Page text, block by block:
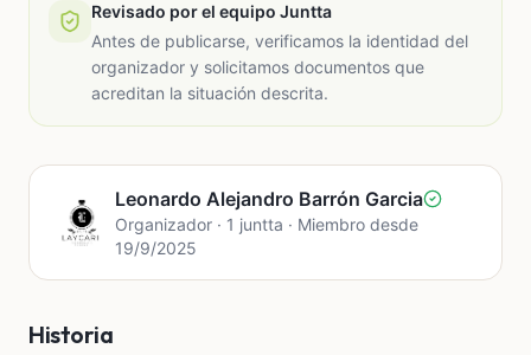
Revisado por el equipo Juntta
Antes de publicarse, verificamos la identidad del
organizador y solicitamos documentos que
acreditan la situación descrita.
Leonardo Alejandro Barrón Garcia
Organizador · 1 juntta · Miembro desde
19/9/2025
Historia